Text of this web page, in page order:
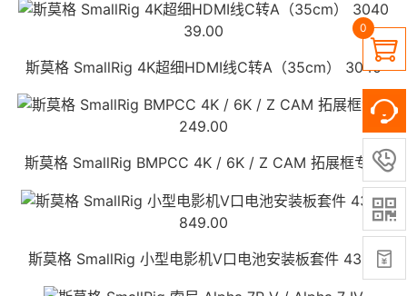

0



39.00
斯莫格 SmallRig 4K超细HDMI线C转A（35cm） 3040
249.00
斯莫格 SmallRig BMPCC 4K / 6K / Z CAM 拓展框专用
849.00
斯莫格 SmallRig 小型电影机V口电池安装板套件 4323